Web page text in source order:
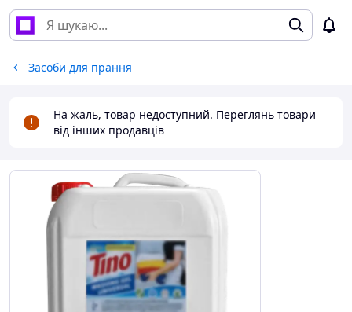
Засоби для прання
На жаль, товар недоступний. Переглянь товари
від інших продавців